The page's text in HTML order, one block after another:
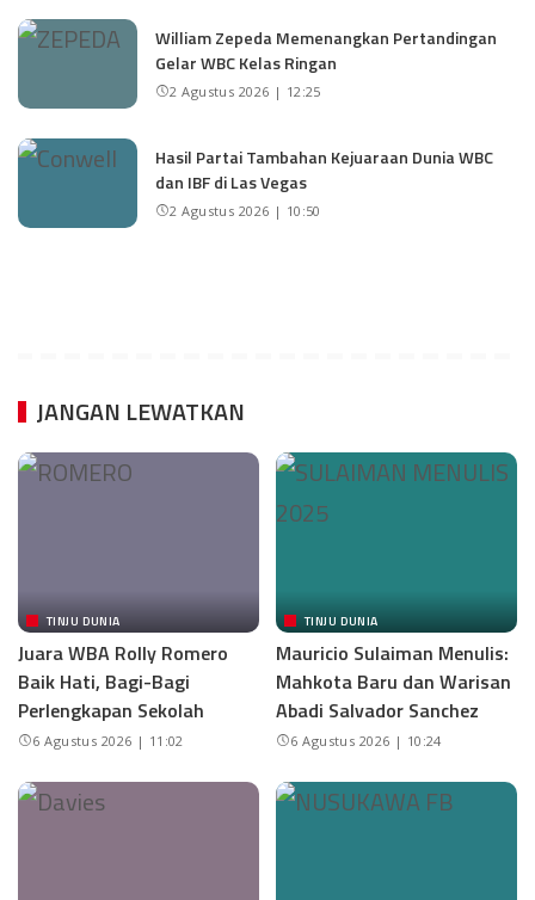
William Zepeda Memenangkan Pertandingan
Gelar WBC Kelas Ringan
2 Agustus 2026 | 12:25
Hasil Partai Tambahan Kejuaraan Dunia WBC
dan IBF di Las Vegas
2 Agustus 2026 | 10:50
JANGAN LEWATKAN
TINJU DUNIA
Juara WBA Rolly Romero
Baik Hati, Bagi-Bagi
Perlengkapan Sekolah
6 Agustus 2026 | 11:02
TINJU DUNIA
Mauricio Sulaiman Menulis:
Mahkota Baru dan Warisan
Abadi Salvador Sanchez
6 Agustus 2026 | 10:24